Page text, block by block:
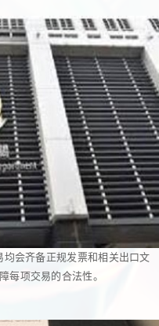
会齐备正规发票和相关出口文
每项交易的合法性。